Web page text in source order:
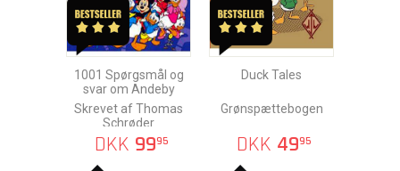
1001 Spørgsmål og
svar om Andeby
Skrevet af Thomas
Schrøder
DKK 9995
Duck Tales
Grønspættebogen
DKK 4995